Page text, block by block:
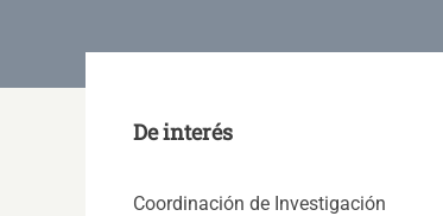
De interés
Coordinación de Investigación